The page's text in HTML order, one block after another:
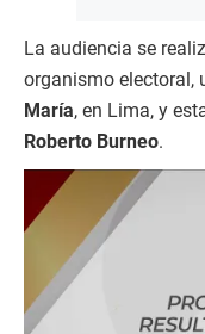
La audiencia se
organismo electoral,
María, en Lima, y
Roberto Burneo.